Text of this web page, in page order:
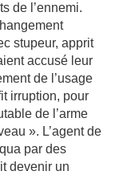
de l’ennemi.
stupeur, apprit
accusé leur
de l’usage
irruption, pour
de l’arme
». L’agent de
par des
devenir un